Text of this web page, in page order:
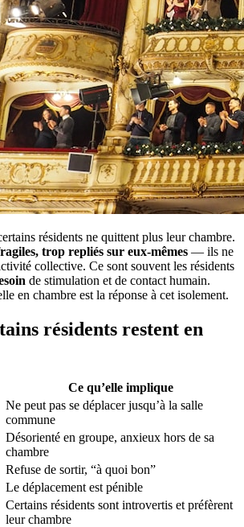
résidents ne quittent plus leur chambre.
trop repliés sur eux-mêmes — ils ne
collective. Ce sont souvent les résidents
de stimulation et de contact humain.
en chambre est la réponse à cet isolement.
résidents restent en
Ce qu’elle implique
Ne peut pas se déplacer jusqu’à la salle
commune
Désorienté en groupe, anxieux hors de sa
chambre
Refuse de sortir, “à quoi bon”
Le déplacement est pénible
Certains résidents sont introvertis et préfèrent
leur chambre